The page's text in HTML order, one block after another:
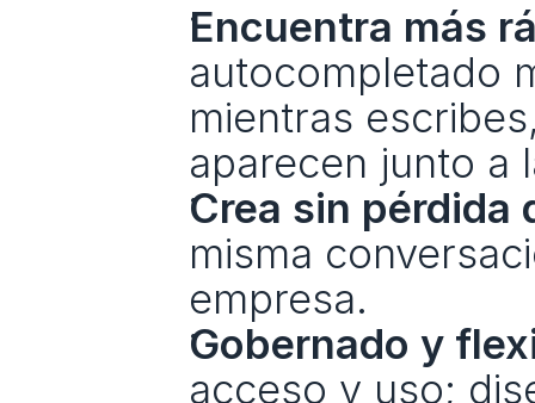
Encuentra más
autocompletado
mientras
aparecen junto a
Crea sin pérdida
misma
empresa.
Gobernado y
acceso y uso;